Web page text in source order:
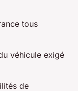
tous
véhicule exigé
de